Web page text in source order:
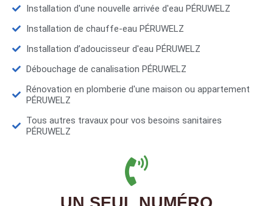
Installation d'une nouvelle arrivée d'eau PÉRUWELZ
Installation de chauffe-eau PÉRUWELZ
Installation d’adoucisseur d'eau PÉRUWELZ
Débouchage de canalisation PÉRUWELZ
Rénovation en plomberie d'une maison ou appartement
PÉRUWELZ
Tous autres travaux pour vos besoins sanitaires
PÉRUWELZ